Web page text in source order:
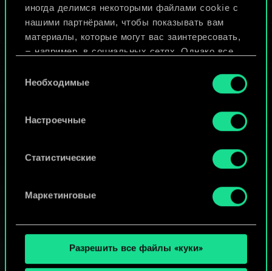
иногда делимся некоторыми файлами cookie с
нашими партнёрами, чтобы показывать вам
материалы, которые могут вас заинтересовать,
— например, в социальных сетях. Однако все
разрешения.
Найти подробную информацию о том, как мы
используем ваши файлы cookie, и изменить
«Настройки» ниже.
согласия
Необходимые
Настроечные
Статистические
Маркетинговые
Разрешить все файлы «куки»
ИЛИ